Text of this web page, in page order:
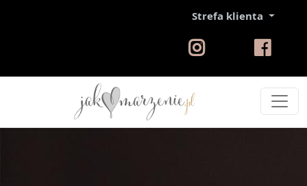
Strefa klienta